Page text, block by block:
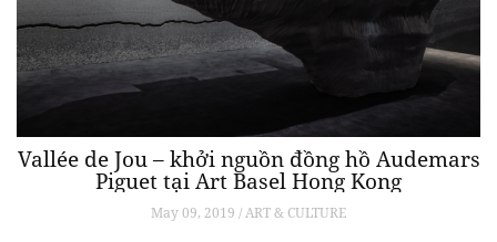
Vallée de Jou – khởi nguồn đồng hồ Audemars
Piguet tại Art Basel Hong Kong
May 09, 2019 / ART & CULTURE